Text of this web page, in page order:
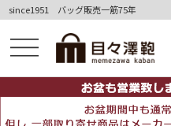
since1951 バッグ販売一筋75年